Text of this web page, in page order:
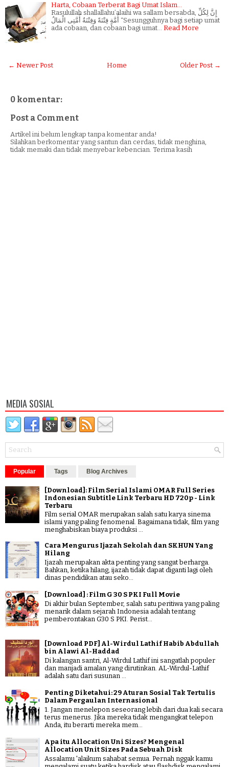
Harta, Cobaan Terberat Bagi Umat Islam...
Rasulullah shallallahu’alaihi wa sallam bersabda, إِنَّ لِكُلِّ
أُمَّةٍ فِتْنَةً وَفِتْنَةُ أُمَّتِى الْمَالُ “Sesungguhnya bagi setiap umat
ada cobaan, dan cobaan bagi umat…
Read More
← Newer Post Older Post →
Home
0 komentar:
Post a Comment
Artikel ini belum lengkap tanpa komentar anda!
Silahkan berkomentar yang santun dan cerdas, tidak menghina,
tidak memaki dan tidak menyebar kebencian. Terima kasih
MEDIA SOSIAL
Popular Tags Blog Archives
[Download]: Film Serial Islami OMAR Full Series
Indonesian Subtitle Link Terbaru HD 720p - Link
Terbaru
Film serial OMAR merupakan salah satu karya sinema
islami yang paling fenomenal. Bagaimana tidak, film yang
menghabiskan biaya produksi ...
Cara Mengurus Ijazah Sekolah dan SKHUN Yang
Hilang
Ijazah merupakan akta penting yang sangat berharga.
Bahkan, ketika hilang, ijazah tidak dapat diganti lagi oleh
dinas pendidikan atau seko...
[Download] : Film G 30 S PKI Full Movie
Di akhir bulan September, salah satu peritiwa yang paling
menarik dalam sejarah Indonesia adalah tentang
pemberontakan G30 S PKI. Perist...
[Download PDF] Al-Wirdul Lathif Habib Abdullah
bin Alawi Al-Haddad
Di kalangan santri, Al-Wirdul Lathif ini sangatlah populer
dan manjadi amalan yang dirutinkan. AL-Wirdul-Lathif
adalah satu dari susunan ...
Penting Diketahui: 29 Aturan Sosial Tak Tertulis
Dalam Pergaulan Internasional
1. Jangan menelepon seseorang lebih dari dua kali secara
terus menerus. Jika mereka tidak mengangkat telepon
Anda, itu berarti mereka mem...
Apa itu Allocation Uni Sizes? Mengenal
Allocation Unit Sizes Pada Sebuah Disk
Assalamu 'alaikum sahabat semua. Pernah nggak kamu